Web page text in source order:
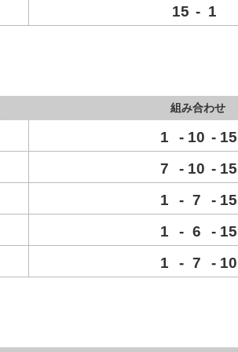
15 - 1
組み合わせ
1 - 10 - 15
7 - 10 - 15
1 - 7 - 15
1 - 6 - 15
1 - 7 - 10